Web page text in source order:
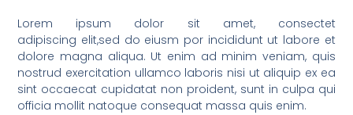
Lorem ipsum dolor sit amet, consectet
adipiscing elit,sed do eiusm por incididunt ut labore et
dolore magna aliqua. Ut enim ad minim veniam, quis
nostrud exercitation ullamco laboris nisi ut aliquip ex ea
sint occaecat cupidatat non proident, sunt in culpa qui
officia mollit natoque consequat massa quis enim.